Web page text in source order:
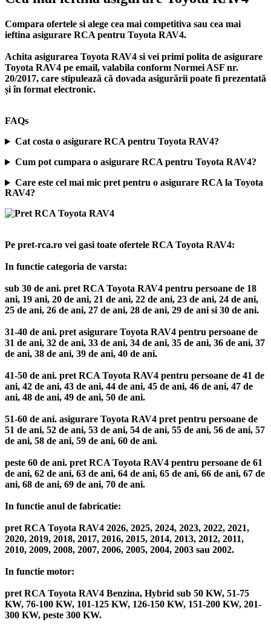
Compara ofertele si alege cea mai competitiva sau cea mai
ieftina asigurare RCA pentru Toyota RAV4.
Achita asigurarea Toyota RAV4 si vei primi polita de asigurare
Toyota RAV4 pe email, valabila conform Normei ASF nr.
20/2017, care stipulează că dovada asigurării poate fi prezentată
și în format electronic.
FAQs
Cat costa o asigurare RCA pentru Toyota RAV4?
Cum pot cumpara o asigurare RCA pentru Toyota RAV4?
Care este cel mai mic pret pentru o asigurare RCA la Toyota
RAV4?
Pe pret-rca.ro vei gasi toate ofertele RCA Toyota RAV4:
In functie categoria de varsta:
sub 30 de ani. pret RCA Toyota RAV4 pentru persoane de 18
ani, 19 ani, 20 de ani, 21 de ani, 22 de ani, 23 de ani, 24 de ani,
25 de ani, 26 de ani, 27 de ani, 28 de ani, 29 de ani si 30 de ani.
31-40 de ani. pret asigurare Toyota RAV4 pentru persoane de
31 de ani, 32 de ani, 33 de ani, 34 de ani, 35 de ani, 36 de ani, 37
de ani, 38 de ani, 39 de ani, 40 de ani.
41-50 de ani. pret RCA Toyota RAV4 pentru persoane de 41 de
ani, 42 de ani, 43 de ani, 44 de ani, 45 de ani, 46 de ani, 47 de
ani, 48 de ani, 49 de ani, 50 de ani.
51-60 de ani. asigurare Toyota RAV4 pret pentru persoane de
51 de ani, 52 de ani, 53 de ani, 54 de ani, 55 de ani, 56 de ani, 57
de ani, 58 de ani, 59 de ani, 60 de ani.
peste 60 de ani. pret RCA Toyota RAV4 pentru persoane de 61
de ani, 62 de ani, 63 de ani, 64 de ani, 65 de ani, 66 de ani, 67 de
ani, 68 de ani, 69 de ani, 70 de ani.
In functie anul de fabricatie:
pret RCA Toyota RAV4 2026, 2025, 2024, 2023, 2022, 2021,
2020, 2019, 2018, 2017, 2016, 2015, 2014, 2013, 2012, 2011,
2010, 2009, 2008, 2007, 2006, 2005, 2004, 2003 sau 2002.
In functie motor:
pret RCA Toyota RAV4 Benzina, Hybrid sub 50 KW, 51-75
KW, 76-100 KW, 101-125 KW, 126-150 KW, 151-200 KW, 201-
300 KW, peste 300 KW.